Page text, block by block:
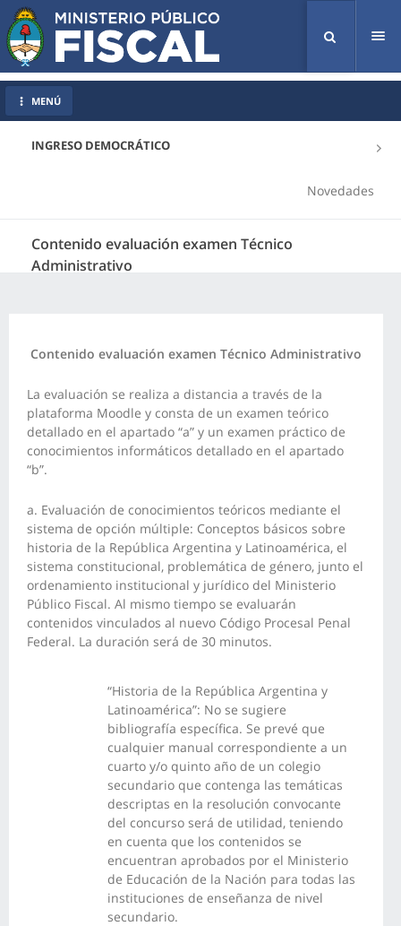
INGRESO DEMOCRÁTICO
Novedades
Contenido evaluación examen Técnico
Administrativo
MENÚ
Contenido evaluación examen Técnico Administrativo
La evaluación se realiza a distancia a través de la
plataforma Moodle y consta de un examen teórico
detallado en el apartado “a” y un examen práctico de
conocimientos informáticos detallado en el apartado
“b”.
a. Evaluación de conocimientos teóricos mediante el
sistema de opción múltiple: Conceptos básicos sobre
historia de la República Argentina y Latinoamérica, el
sistema constitucional, problemática de género, junto el
ordenamiento institucional y jurídico del Ministerio
Público Fiscal. Al mismo tiempo se evaluarán
contenidos vinculados al nuevo Código Procesal Penal
Federal. La duración será de 30 minutos.
“Historia de la República Argentina y
Latinoamérica”: No se sugiere
bibliografía específica. Se prevé que
cualquier manual correspondiente a un
cuarto y/o quinto año de un colegio
secundario que contenga las temáticas
descriptas en la resolución convocante
del concurso será de utilidad, teniendo
en cuenta que los contenidos se
encuentran aprobados por el Ministerio
de Educación de la Nación para todas las
instituciones de enseñanza de nivel
secundario.